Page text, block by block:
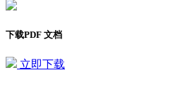
下载PDF 文档
立即下载